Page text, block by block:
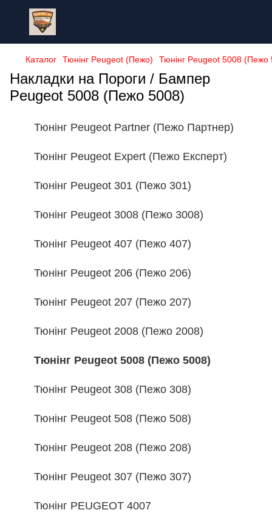
Каталог Тюнінг Peugeot (Пежо) Тюнінг Peugeot 5008 (Пежо
Накладки на Пороги / Бампер
Peugeot 5008 (Пежо 5008)
Тюнінг Peugeot Partner (Пежо Партнер)
Тюнінг Peugeot Expert (Пежо Експерт)
Тюнінг Peugeot 301 (Пежо 301)
Тюнінг Peugeot 3008 (Пежо 3008)
Тюнінг Peugeot 407 (Пежо 407)
Тюнінг Peugeot 206 (Пежо 206)
Тюнінг Peugeot 207 (Пежо 207)
Тюнінг Peugeot 2008 (Пежо 2008)
Тюнінг Peugeot 5008 (Пежо 5008)
Тюнінг Peugeot 308 (Пежо 308)
Тюнінг Peugeot 508 (Пежо 508)
Тюнінг Peugeot 208 (Пежо 208)
Тюнінг Peugeot 307 (Пежо 307)
Тюнінг PEUGEOT 4007